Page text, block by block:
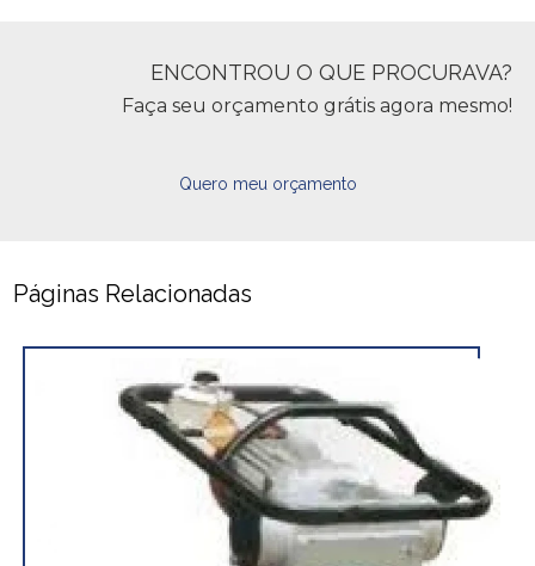
ENCONTROU O QUE PROCURAVA?
Faça seu orçamento grátis agora mesmo!
Quero meu orçamento
Páginas Relacionadas